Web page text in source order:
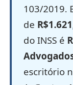
103/2019.
de
do INSS é
escritório